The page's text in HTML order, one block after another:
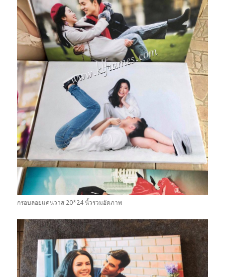
กรอบลอยแคนวาส 20*24 นิ้วรวมอัดภาพ